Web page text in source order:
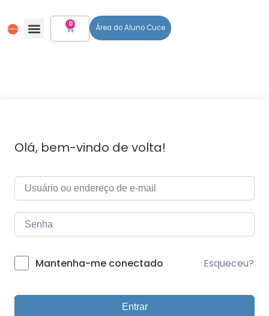
0 Área do Aluno Cuce
Olá, bem-vindo de volta!
Mantenha-me conectado Esqueceu?
Entrar